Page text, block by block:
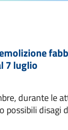
7 luglio
durante le
possibili disagi